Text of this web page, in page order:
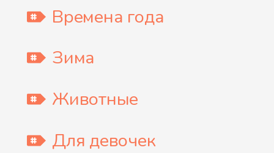
Времена года
Зима
Животные
Для девочек